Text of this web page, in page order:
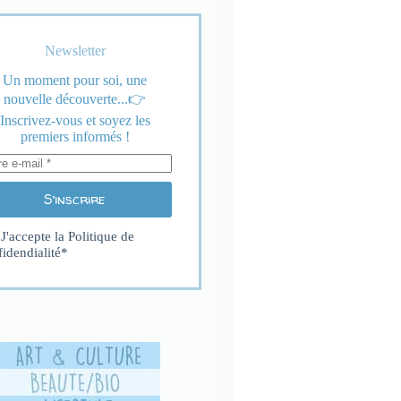
Newsletter
Un moment pour soi, une
nouvelle découverte...👉
Inscrivez-vous et soyez les
premiers informés !
S’inscrire
J'accepte la Politique de
*